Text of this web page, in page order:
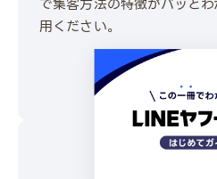
で集客方法の特徴がパッと
用ください。
\ 30秒でかんたんダ
無料でダウン